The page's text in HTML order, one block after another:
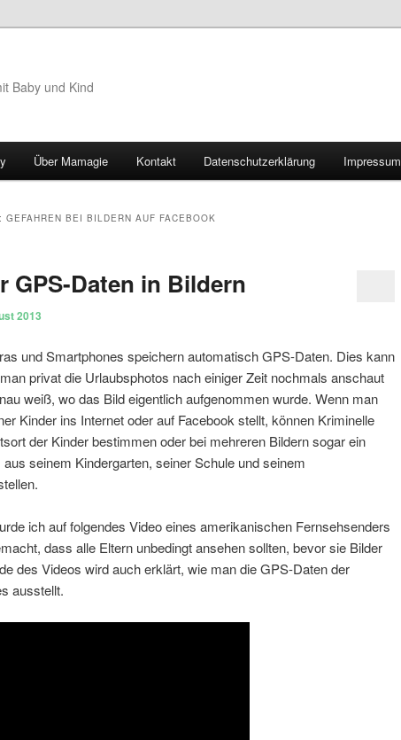
Baby und Kind
wechseln
Über Mamagie Kontakt Datenschutzerklärung Impressum
GEFAHREN BEI BILDERN AUF FACEBOOK
GPS-Daten in Bildern
2013
und Smartphones speichern automatisch GPS-Daten. Dies kann
privat die Urlaubsphotos nach einiger Zeit nochmals anschaut
weiß, wo das Bild eigentlich aufgenommen wurde. Wenn man
Kinder ins Internet oder auf Facebook stellt, können Kriminelle
der Kinder bestimmen oder bei mehreren Bildern sogar ein
seinem Kindergarten, seiner Schule und seinem
ich auf folgendes Video eines amerikanischen Fernsehsenders
dass alle Eltern unbedingt ansehen sollten, bevor sie Bilder
des Videos wird auch erklärt, wie man die GPS-Daten der
ausstellt.